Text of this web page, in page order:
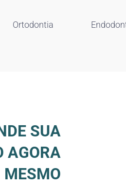
Ortodontia
SUA
AGORA
MESMO